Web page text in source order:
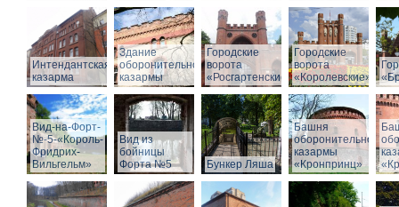
Интендантская
казарма
Здание
оборонительной
казармы
Городские
ворота
«Росгартенские»
Городские
ворота
«Королевские»
Вид-на-Форт-
№-5-«Король-
Фридрих-
Вильгельм»
Вид из
бойницы
Форта №5
Бункер Ляша
Башня
оборонительной
казармы
«Кронпринц»